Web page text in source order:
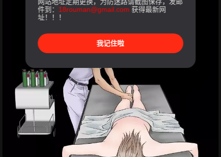
件到： 18rouman@gmail.com 获得最新网
址！！！
我记住啦